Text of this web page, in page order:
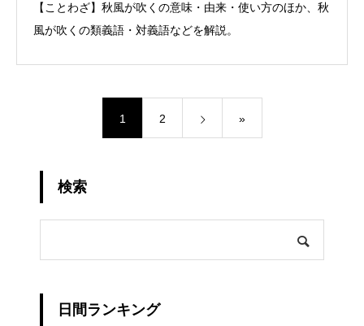
【ことわざ】秋風が吹くの意味・由来・使い方のほか、秋
風が吹くの類義語・対義語などを解説。
1 2 »
検索
日間ランキング